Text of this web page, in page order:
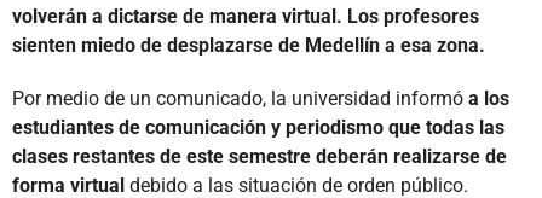
volverán a dictarse de manera virtual. Los profesores
sienten miedo de desplazarse de Medellín a esa zona.
Por medio de un comunicado, la universidad informó a los
estudiantes de comunicación y periodismo que todas las
clases restantes de este semestre deberán realizarse de
forma virtual debido a las situación de orden público.